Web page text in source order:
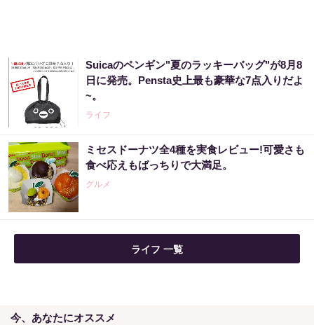
Suicaのペンギン"夏のラッキーバッグ"が8月8
日に発売。Pensta史上最も豪華な7点入りだよ
~。
ライフ
ミセスドーナツ全4種を実食レビュー!可愛さも
食べ応えもばっちりで大満足。
グルメ
ライフ 一覧
今、あなたにオススメ